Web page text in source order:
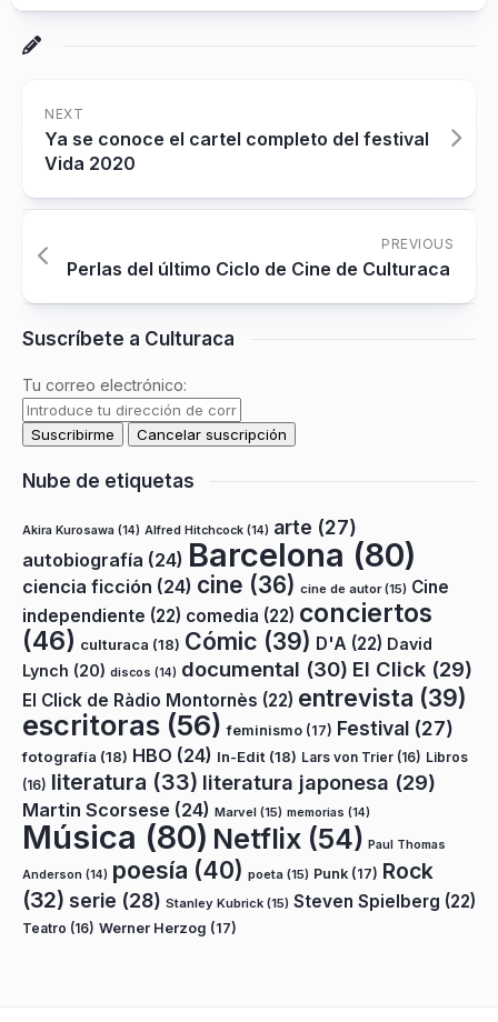
NEXT
Ya se conoce el cartel completo del festival
Vida 2020
PREVIOUS
Perlas del último Ciclo de Cine de Culturaca
Suscríbete a Culturaca
Tu correo electrónico:
Nube de etiquetas
Akira Kurosawa (14) Alfred Hitchcock (14) arte (27)
autobiografía (24) Barcelona (80)
ciencia ficción (24) cine (36) cine de autor(15) Cine
independiente (22) comedia (22) conciertos
(46) culturaca (18) Cómic (39) D'A (22) David
Lynch (20) discos (14) documental (30) El Click (29)
El Click de Ràdio Montornès (22) entrevista (39)
escritoras (56) feminismo (17) Festival (27)
fotografía (18) HBO (24) In-Edit (18) Lars von Trier (16) Libros
(16) literatura (33) literatura japonesa (29)
Martin Scorsese (24) Marvel (15) memorias (14)
Música (80) Netflix (54) Paul Thomas
Anderson (14) poesía (40) poeta (15) Punk (17) Rock
(32) serie (28) Stanley Kubrick (15) Steven Spielberg (22)
Teatro (16) Werner Herzog (17)